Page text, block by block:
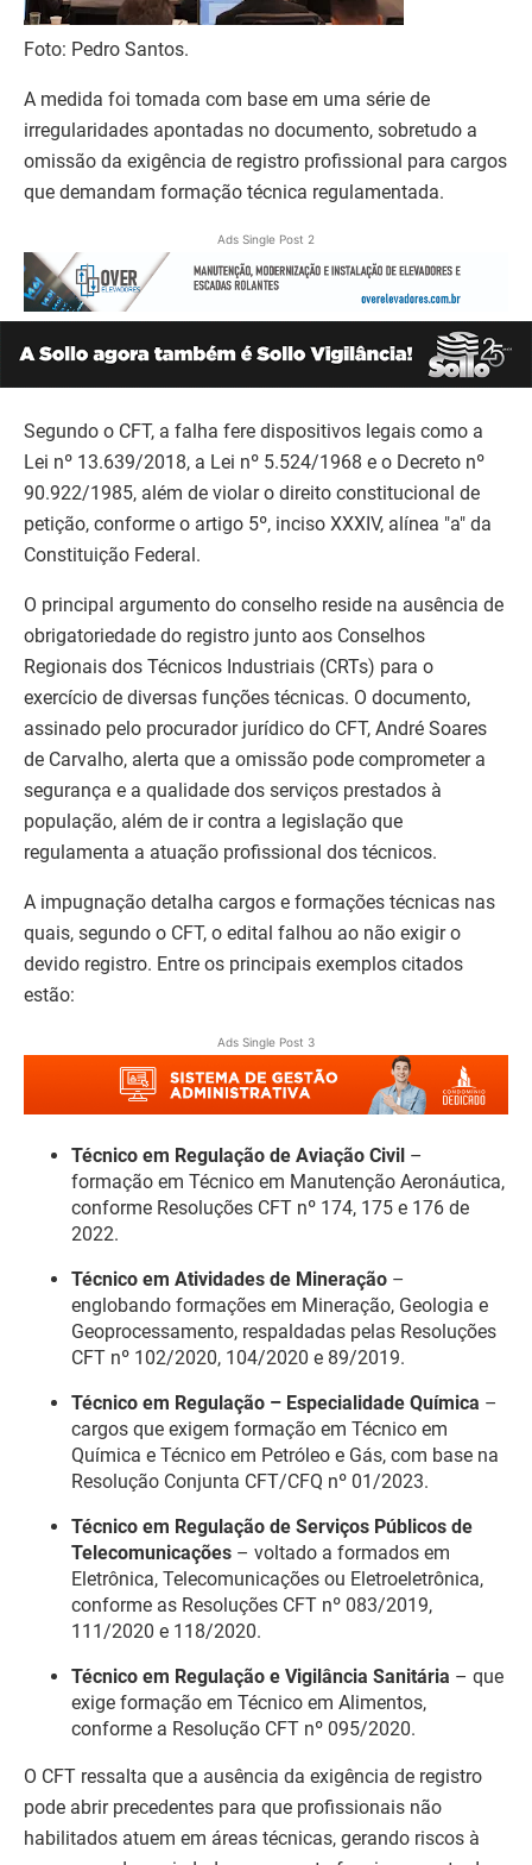
Foto: Pedro Santos.
A medida foi tomada com base em uma série de
irregularidades apontadas no documento, sobretudo a
omissão da exigência de registro profissional para cargos
que demandam formação técnica regulamentada.
Ads Single Post 2
Segundo o CFT, a falha fere dispositivos legais como a
Lei nº 13.639/2018, a Lei nº 5.524/1968 e o Decreto nº
90.922/1985, além de violar o direito constitucional de
petição, conforme o artigo 5º, inciso XXXIV, alínea "a" da
Constituição Federal.
O principal argumento do conselho reside na ausência de
obrigatoriedade do registro junto aos Conselhos
Regionais dos Técnicos Industriais (CRTs) para o
exercício de diversas funções técnicas. O documento,
assinado pelo procurador jurídico do CFT, André Soares
de Carvalho, alerta que a omissão pode comprometer a
segurança e a qualidade dos serviços prestados à
população, além de ir contra a legislação que
regulamenta a atuação profissional dos técnicos.
A impugnação detalha cargos e formações técnicas nas
quais, segundo o CFT, o edital falhou ao não exigir o
devido registro. Entre os principais exemplos citados
estão:
Ads Single Post 3
Técnico em Regulação de Aviação Civil –
formação em Técnico em Manutenção Aeronáutica,
conforme Resoluções CFT nº 174, 175 e 176 de
2022.
Técnico em Atividades de Mineração –
englobando formações em Mineração, Geologia e
Geoprocessamento, respaldadas pelas Resoluções
CFT nº 102/2020, 104/2020 e 89/2019.
Técnico em Regulação – Especialidade Química –
cargos que exigem formação em Técnico em
Química e Técnico em Petróleo e Gás, com base na
Resolução Conjunta CFT/CFQ nº 01/2023.
Técnico em Regulação de Serviços Públicos de
Telecomunicações – voltado a formados em
Eletrônica, Telecomunicações ou Eletroeletrônica,
conforme as Resoluções CFT nº 083/2019,
111/2020 e 118/2020.
Técnico em Regulação e Vigilância Sanitária – que
exige formação em Técnico em Alimentos,
conforme a Resolução CFT nº 095/2020.
O CFT ressalta que a ausência da exigência de registro
pode abrir precedentes para que profissionais não
habilitados atuem em áreas técnicas, gerando riscos à